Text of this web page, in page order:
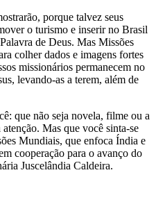
porque talvez seus
o turismo e inserir no Brasil
de Deus. Mas Missões
colher dados e imagens fortes
missionários permanecem no
levando-as a terem, além de
que não seja novela, filme ou a
Mas que você sinta-se
Mundiais, que enfoca Índia e
cooperação para o avanço do
Juscelândia Caldeira.